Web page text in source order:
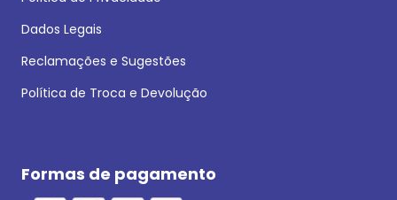
Dados Legais
Reclamações e Sugestões
Política de Troca e Devolução
Formas de pagamento